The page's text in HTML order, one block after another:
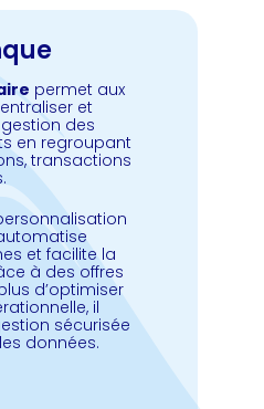
permet aux
et
des
en regroupant
transactions
et facilite la
à des offres
d’optimiser
il
sécurisée
données.